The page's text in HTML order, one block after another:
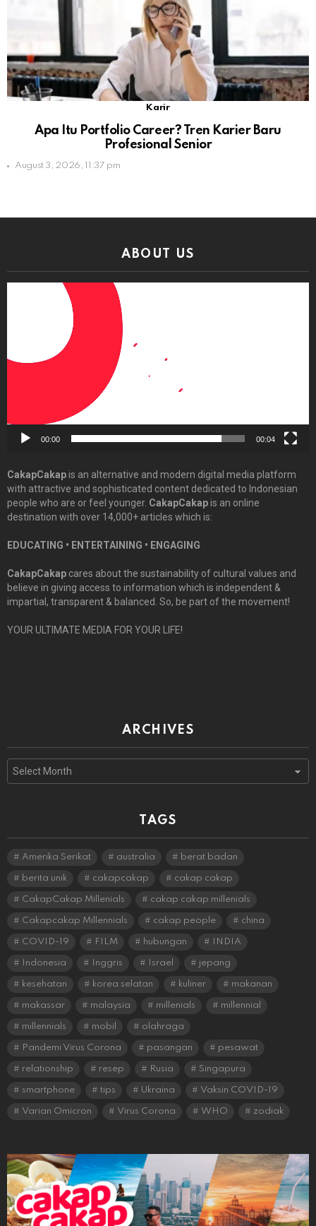
Karir
Apa Itu Portfolio Career? Tren Karier Baru
Profesional Senior
August 3, 2026, 11:37 pm
ABOUT US
00:00 00:04
CakapCakapis an alternative and modern digital media platform
with attractive and sophisticated content dedicated to Indonesian
people who are or feel younger. CakapCakapis an online
destination with over 14,000+ articles which is:
EDUCATING • ENTERTAINING • ENGAGING
CakapCakap cares about the sustainability of cultural values and
believe in giving access to information which is independent &
impartial, transparent & balanced. So, be part of the movement!
YOUR ULTIMATE MEDIA FOR YOUR LIFE!
ARCHIVES
Archives
TAGS
Amerika Serikat australia berat badan
berita unik cakapcakap cakap cakap
CakapCakap Millenials cakap cakap millenials
Cakapcakap Millennials cakap people china
COVID-19 FILM hubungan INDIA
Indonesia Inggris Israel jepang
kesehatan korea selatan kuliner makanan
makassar malaysia millenials millennial
millennials mobil olahraga
Pandemi Virus Corona pasangan pesawat
relationship resep Rusia Singapura
smartphone tips Ukraina Vaksin COVID-19
Varian Omicron Virus Corona WHO zodiak